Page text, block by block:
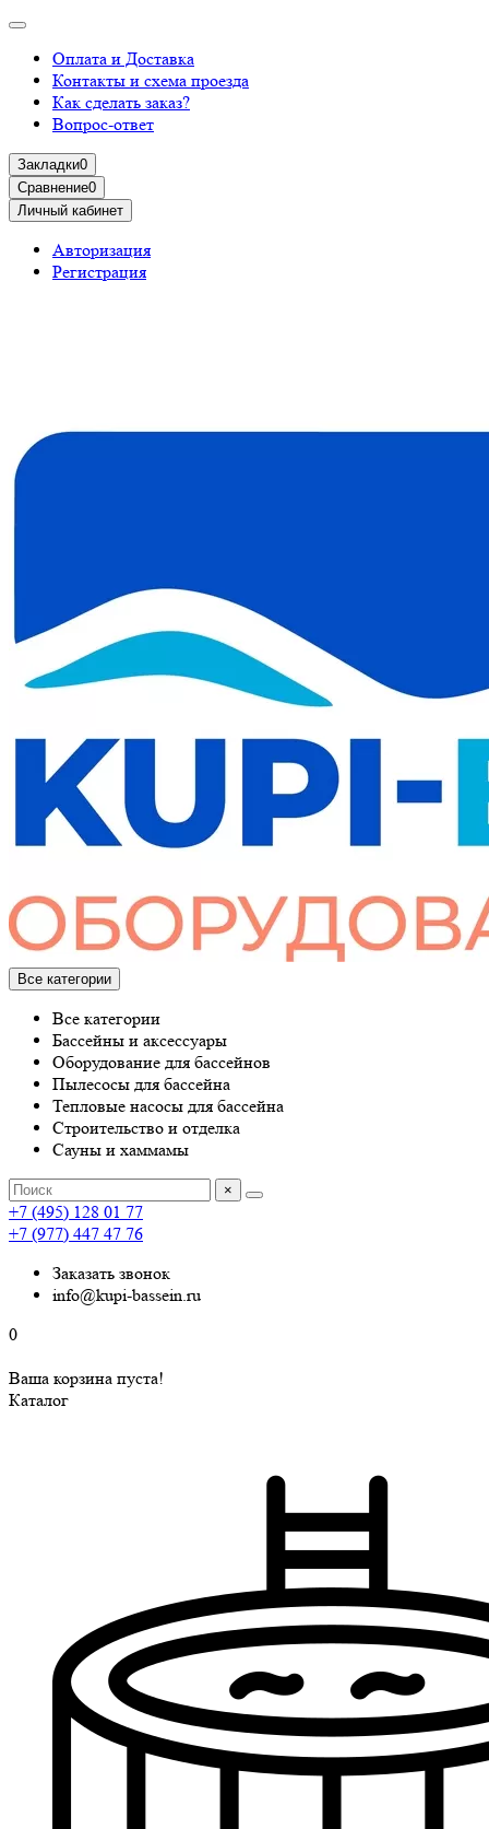
Оплата и Доставка
Контакты и схема проезда
Как сделать заказ?
Вопрос-ответ
Закладки0
Сравнение0
Личный кабинет
Авторизация
Регистрация
Все категории
Все категории
Бассейны и аксессуары
Оборудование для бассейнов
Пылесосы для бассейна
Тепловые насосы для бассейна
Строительство и отделка
Сауны и хаммамы
×
+7 (495) 128 01 77
+7 (977) 447 47 76
Заказать звонок
info@kupi-bassein.ru
0
Ваша корзина пуста!
Каталог